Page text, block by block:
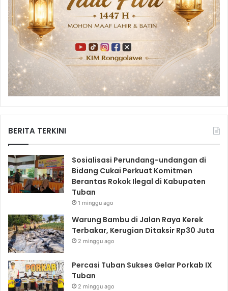
BERITA TERKINI
Sosialisasi Perundang-undangan di
Bidang Cukai Perkuat Komitmen
Berantas Rokok Ilegal di Kabupaten
Tuban
1 minggu ago
Warung Bambu di Jalan Raya Kerek
Terbakar, Kerugian Ditaksir Rp30 Juta
2 minggu ago
Percasi Tuban Sukses Gelar Porkab IX
Tuban
2 minggu ago